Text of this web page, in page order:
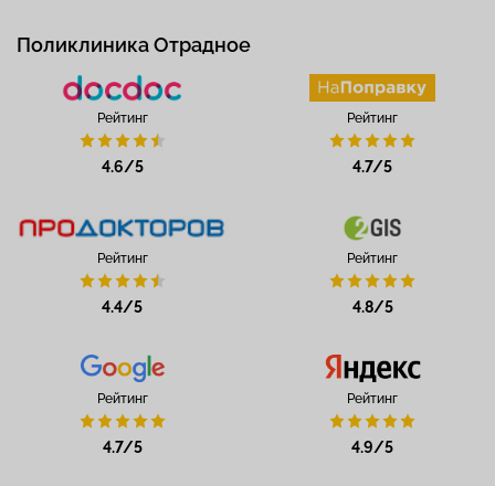
Поликлиника Отрадное
Рейтинг
4.6/5
Рейтинг
4.7/5
Рейтинг
4.4/5
Рейтинг
4.8/5
Рейтинг
4.7/5
Рейтинг
4.9/5